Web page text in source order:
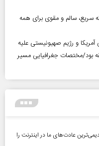
کنم؟ معرفی ۳۰ صبحانه سریع، سالم و مقوی برای همه
و رژیم صهیونیستی علیه
بود/مختصات جغرافیایی مسیر
عادت‌های ما در اینترنت را